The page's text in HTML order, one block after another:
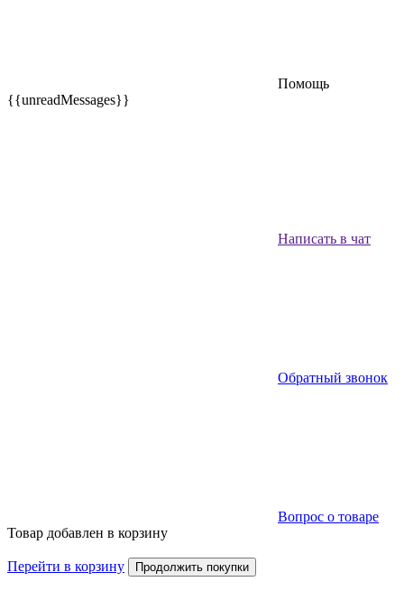
Помощь
{{unreadMessages}}
Написать в чат
Обратный звонок
Вопрос о товаре
Товар добавлен в корзину
Перейти в корзину Продолжить покупки